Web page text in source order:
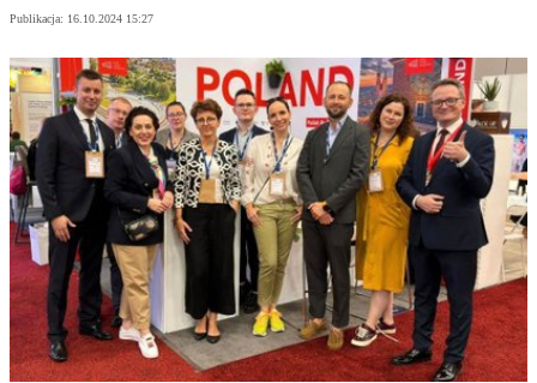
Publikacja: 16.10.2024 15:27